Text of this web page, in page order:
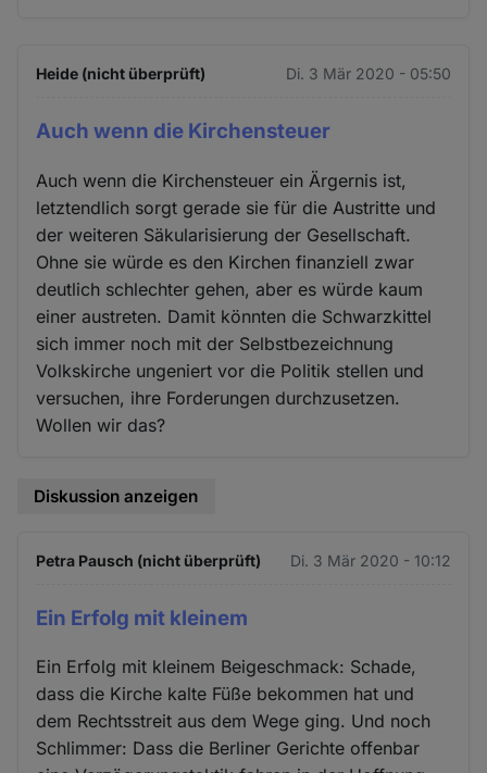
Heide (nicht überprüft) Di. 3 Mär 2020 - 05:50
Auch wenn die Kirchensteuer
Auch wenn die Kirchensteuer ein Ärgernis ist,
letztendlich sorgt gerade sie für die Austritte und
der weiteren Säkularisierung der Gesellschaft.
Ohne sie würde es den Kirchen finanziell zwar
deutlich schlechter gehen, aber es würde kaum
einer austreten. Damit könnten die Schwarzkittel
sich immer noch mit der Selbstbezeichnung
Volkskirche ungeniert vor die Politik stellen und
versuchen, ihre Forderungen durchzusetzen.
Wollen wir das?
Diskussion anzeigen
Petra Pausch (nicht überprüft) Di. 3 Mär 2020 - 10:12
Ein Erfolg mit kleinem
Ein Erfolg mit kleinem Beigeschmack: Schade,
dass die Kirche kalte Füße bekommen hat und
dem Rechtsstreit aus dem Wege ging. Und noch
Schlimmer: Dass die Berliner Gerichte offenbar